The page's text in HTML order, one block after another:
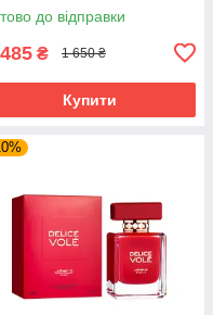
до відправки
₴ 1 650 ₴
Купити